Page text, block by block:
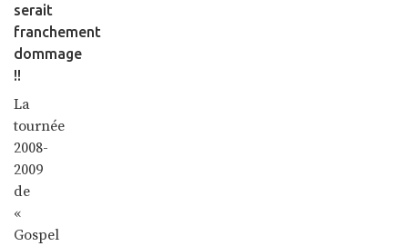
serait
franchement
dommage
!!
La
tournée
2008-
2009
de
«
Gospel